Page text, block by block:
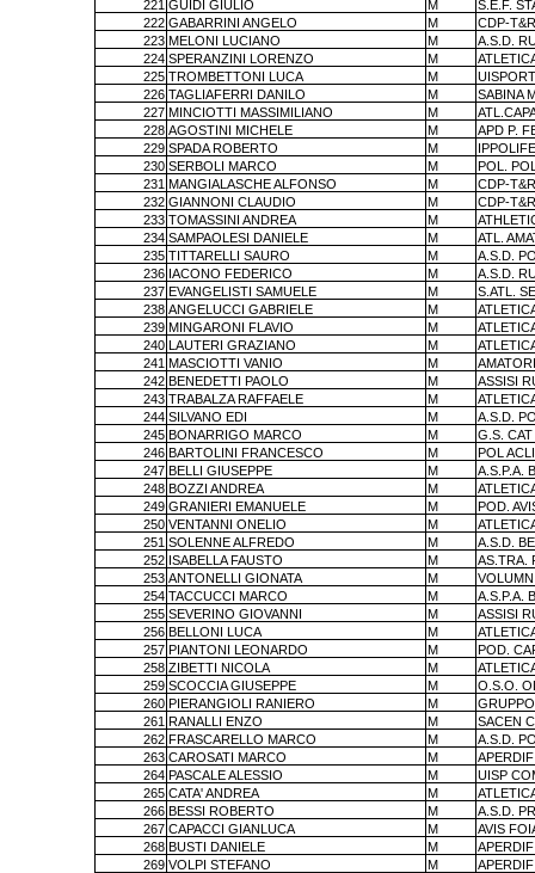
221 GUIDI GIULIO M
S.E.F.
222 GABARRINI ANGELO M
CDP-
223 MELONI LUCIANO M
A.S.D.
224 SPERANZINI LORENZO M
225 TROMBETTONI LUCA M
226 TAGLIAFERRI DANILO M
SABINA
227 MINCIOTTI MASSIMILIANO M
228 AGOSTINI MICHELE M
APD P.
229 SPADA ROBERTO M
230 SERBOLI MARCO M
POL.
231 MANGIALASCHE ALFONSO M
CDP-
232 GIANNONI CLAUDIO M
CDP-
233 TOMASSINI ANDREA M
234 SAMPAOLESI DANIELE M
ATL.
235 TITTARELLI SAURO M
A.S.D.
236 IACONO FEDERICO M
A.S.D.
237 EVANGELISTI SAMUELE M
S.ATL.
238 ANGELUCCI GABRIELE M
239 MINGARONI FLAVIO M
240 LAUTERI GRAZIANO M
241 MASCIOTTI VANIO M
242 BENEDETTI PAOLO M
ASSISI
243 TRABALZA RAFFAELE M
244 SILVANO EDI M
A.S.D.
245 BONARRIGO MARCO M
G.S.
246 BARTOLINI FRANCESCO M
POL
247 BELLI GIUSEPPE M
A.S.P.A.
248 BOZZI ANDREA M
249 GRANIERI EMANUELE M
POD.
250 VENTANNI ONELIO M
251 SOLENNE ALFREDO M
A.S.D.
252 ISABELLA FAUSTO M
AS.TRA.
253 ANTONELLI GIONATA M
254 TACCUCCI MARCO M
A.S.P.A.
255 SEVERINO GIOVANNI M
ASSISI
256 BELLONI LUCA M
257 PIANTONI LEONARDO M
POD.
258 ZIBETTI NICOLA M
259 SCOCCIA GIUSEPPE M
O.S.O.
260 PIERANGIOLI RANIERO M
261 RANALLI ENZO M
SACEN
262 FRASCARELLO MARCO M
A.S.D.
263 CAROSATI MARCO M
264 PASCALE ALESSIO M
UISP
265 CATA' ANDREA M
266 BESSI ROBERTO M
A.S.D.
267 CAPACCI GIANLUCA M
AVIS
268 BUSTI DANIELE M
269 VOLPI STEFANO M